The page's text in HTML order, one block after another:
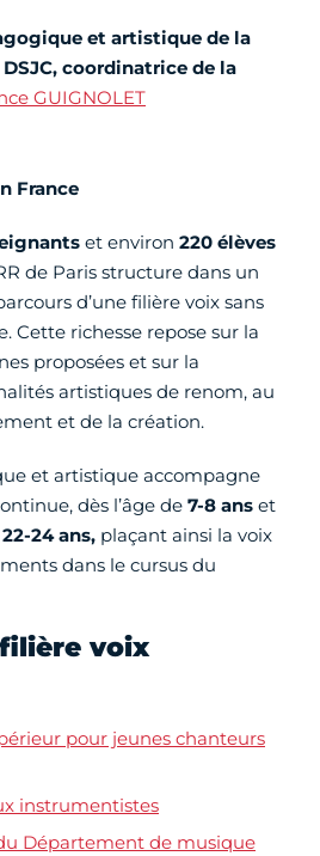
et artistique de la
coordinatrice de la
GUIGNOLET
France
et environ 220 élèves
de Paris structure dans un
d’une filière voix sans
Cette richesse repose sur la
proposées et sur la
artistiques de renom, au
et de la création.
et artistique accompagne
dès l’âge de 7-8 ans et
22-24 ans, plaçant ainsi la voix
dans le cursus du
voix
pour jeunes chanteurs
instrumentistes
Département de musique